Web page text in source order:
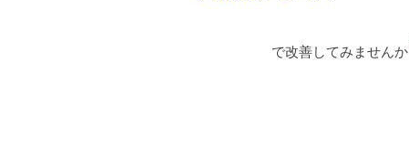
で改善してみませんか